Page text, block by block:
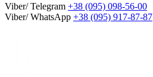
Viber/ Telegram +38 (095) 098-56-00
Viber/ WhatsApp +38 (095) 917-87-87